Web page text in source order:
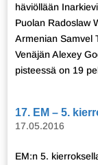
häviöllään
Puolan Radoslaw
Armenian Samvel
Venäjän Alexey
pisteessä on 19
17. EM – 5.
17.05.2016
EM:n 5.